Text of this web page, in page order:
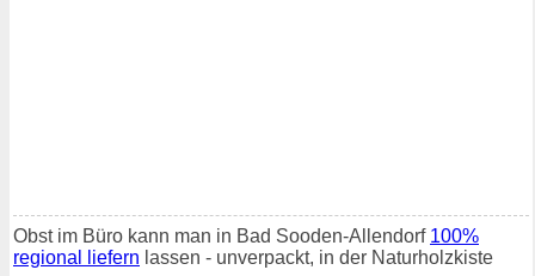
Obst im Büro kann man in Bad Sooden-Allendorf 100%
regional liefern lassen - unverpackt, in der Naturholzkiste